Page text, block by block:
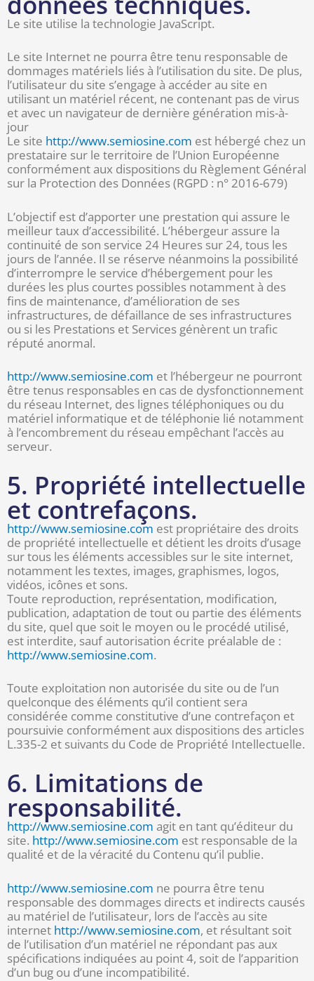
Le site utilise la technologie JavaScript.
Le site Internet ne pourra être tenu responsable de
dommages matériels liés à l’utilisation du site. De plus,
l’utilisateur du site s’engage à accéder au site en
utilisant un matériel récent, ne contenant pas de virus
et avec un navigateur de dernière génération mis-à-
jour
Le site http://www.semiosine.com est hébergé chez un
prestataire sur le territoire de l’Union Européenne
conformément aux dispositions du Règlement Général
sur la Protection des Données (RGPD : n° 2016-679)
L’objectif est d’apporter une prestation qui assure le
meilleur taux d’accessibilité. L’hébergeur assure la
continuité de son service 24 Heures sur 24, tous les
jours de l’année. Il se réserve néanmoins la possibilité
d’interrompre le service d’hébergement pour les
durées les plus courtes possibles notamment à des
fins de maintenance, d’amélioration de ses
infrastructures, de défaillance de ses infrastructures
ou si les Prestations et Services génèrent un trafic
réputé anormal.
http://www.semiosine.com et l’hébergeur ne pourront
être tenus responsables en cas de dysfonctionnement
du réseau Internet, des lignes téléphoniques ou du
matériel informatique et de téléphonie lié notamment
à l’encombrement du réseau empêchant l’accès au
serveur.
5. Propriété intellectuelle
et contrefaçons.
http://www.semiosine.com est propriétaire des droits
de propriété intellectuelle et détient les droits d’usage
sur tous les éléments accessibles sur le site internet,
notamment les textes, images, graphismes, logos,
vidéos, icônes et sons.
Toute reproduction, représentation, modification,
publication, adaptation de tout ou partie des éléments
du site, quel que soit le moyen ou le procédé utilisé,
est interdite, sauf autorisation écrite préalable de :
http://www.semiosine.com.
Toute exploitation non autorisée du site ou de l’un
quelconque des éléments qu’il contient sera
considérée comme constitutive d’une contrefaçon et
poursuivie conformément aux dispositions des articles
L.335-2 et suivants du Code de Propriété Intellectuelle.
6. Limitations de
responsabilité.
http://www.semiosine.com agit en tant qu’éditeur du
site. http://www.semiosine.com est responsable de la
qualité et de la véracité du Contenu qu’il publie.
http://www.semiosine.com ne pourra être tenu
responsable des dommages directs et indirects causés
au matériel de l’utilisateur, lors de l’accès au site
internet http://www.semiosine.com, et résultant soit
de l’utilisation d’un matériel ne répondant pas aux
spécifications indiquées au point 4, soit de l’apparition
d’un bug ou d’une incompatibilité.